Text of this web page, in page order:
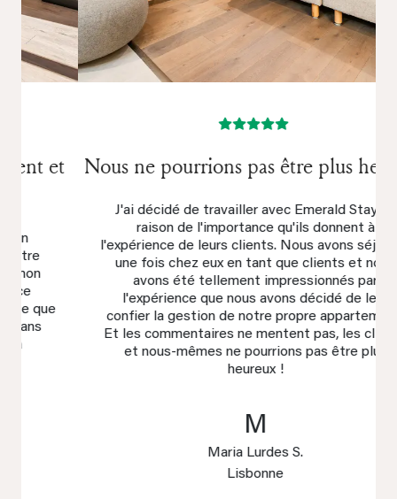
Nous ne pourrions pas être plus heureux
J'ai décidé de travailler avec Emerald Stay en
raison de l'importance qu'ils donnent à
l'expérience de leurs clients. Nous avons séjourné
une fois chez eux en tant que clients et nous
avons été tellement impressionnés par
l'expérience que nous avons décidé de leur
confier la gestion de notre propre appartement.
Et les commentaires ne mentent pas, les clients
et nous-mêmes ne pourrions pas être plus
Maria Lurdes S.